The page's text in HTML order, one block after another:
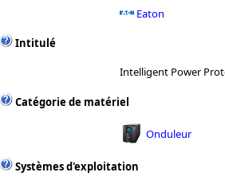
Eaton
Intitulé
Intelligent Power
Catégorie de matériel
Onduleur
Systèmes d'exploitation